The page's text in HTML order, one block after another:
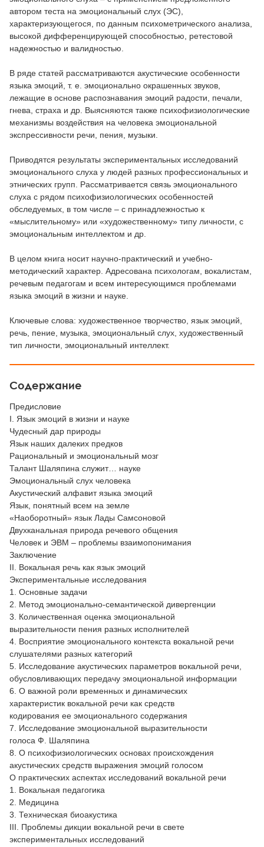
автором теста на эмоциональный слух (ЭС),
характеризующегося, по данным психометрического анализа,
высокой дифференцирующей способностью, ретестовой
надежностью и валидностью.
В ряде статей рассматриваются акустические особенности
языка эмоций, т. е. эмоционально окрашенных звуков,
лежащие в основе распознавания эмоций радости, печали,
гнева, страха и др. Выясняются также психофизиологические
механизмы воздействия на человека эмоциональной
экспрессивности речи, пения, музыки.
Приводятся результаты экспериментальных исследований
эмоционального слуха у людей разных профессиональных и
этнических групп. Рассматривается связь эмоционального
слуха с рядом психофизиологических особенностей
обследуемых, в том числе – с принадлежностью к
«мыслительному» или «художественному» типу личности, с
эмоциональным интеллектом и др.
В целом книга носит научно-практический и учебно-
методический характер. Адресована психологам, вокалистам,
речевым педагогам и всем интересующимся проблемами
языка эмоций в жизни и науке.
Ключевые слова: художественное творчество, язык эмоций,
речь, пение, музыка, эмоциональный слух, художественный
тип личности, эмоциональный интеллект.
Содержание
Предисловие
I. Язык эмоций в жизни и науке
Чудесный дар природы
Язык наших далеких предков
Рациональный и эмоциональный мозг
Талант Шаляпина служит… науке
Эмоциональный слух человека
Акустический алфавит языка эмоций
Язык, понятный всем на земле
«Наоборотный» язык Лады Самсоновой
Двухканальная природа речевого общения
Человек и ЭВМ – проблемы взаимопонимания
Заключение
II. Вокальная речь как язык эмоций
Экспериментальные исследования
1. Основные задачи
2. Метод эмоционально-семантической дивергенции
3. Количественная оценка эмоциональной
выразительности пения разных исполнителей
4. Восприятие эмоционального контекста вокальной речи
слушателями разных категорий
5. Исследование акустических параметров вокальной речи,
обусловливающих передачу эмоциональной информации
6. О важной роли временных и динамических
характеристик вокальной речи как средств
кодирования ее эмоционального содержания
7. Исследование эмоциональной выразительности
голоса Ф. Шаляпина
8. О психофизиологических основах происхождения
акустических средств выражения эмоций голосом
О практических аспектах исследований вокальной речи
1. Вокальная педагогика
2. Медицина
3. Техническая биоакустика
III. Проблемы дикции вокальной речи в свете
экспериментальных исследований